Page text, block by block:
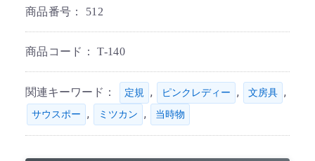
商品番号： 512
商品コード：T-140
関連キーワード： 定規 , ピンクレディー , 文房具 ,
サウスポー , ミツカン , 当時物